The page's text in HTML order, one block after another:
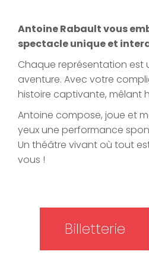
Antoine Rabault vous
spectacle unique et
Chaque représentation est
aventure. Avec votre
histoire captivante, mêlant
Antoine compose, joue et
yeux une performance
Un théâtre vivant où tout
vous !
Billetterie